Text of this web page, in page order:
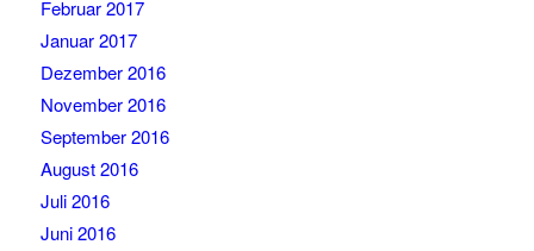
Februar 2017
Januar 2017
Dezember 2016
November 2016
September 2016
August 2016
Juli 2016
Juni 2016